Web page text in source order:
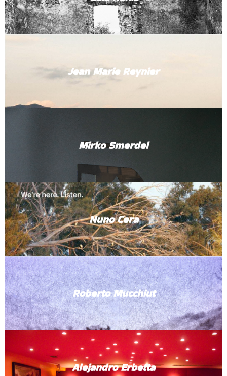
Jean Marie Reynier
Mirko Smerdel
Nuno Cera
Roberto Mucchiut
Alejandro Erbetta